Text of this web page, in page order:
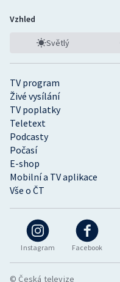
Instagram Facebook
TV program
Živé vysílání
TV poplatky
Teletext
Podcasty
Počasí
E-shop
Mobilní a TV aplikace
Vše o ČT
Vzhled
Světlý
© Česká televize